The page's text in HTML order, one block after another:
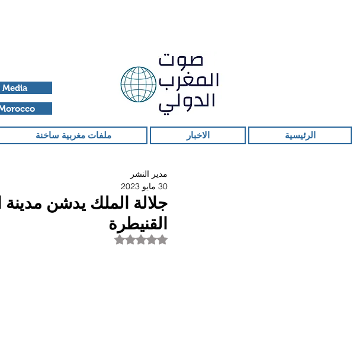
الرئيسية الاخبار ملفات مغربية ساخنة
جلالة الملك يدشن
القنيطرة
مدير النشر
30 مايو 2023
تم التقييم بـ ليس رقمًا من أصل 5 نجوم.